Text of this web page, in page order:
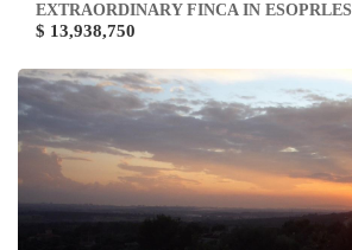
EXTRAORDINARY FINCA IN ESOPRLES
$ 13,938,750